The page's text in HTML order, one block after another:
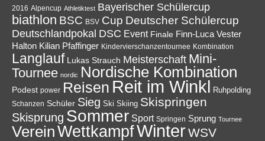
2016 Alpencup Athletiktest Bayerischer Schülercup
biathlon BSC BSV Cup Deutscher Schülercup
Deutschlandpokal DSC Event Finale Finn-Luca Vester
Halton Kilian Pfaffinger Kindervierschanzentournee Kombination
Langlauf Lukas Strauch Meisterschaft Mini-
Tournee nordic Nordische Kombination
Podest power Reisen Reit im Winkl Ruhpolding
Schanzen Schüler Sieg Ski Skiing Skispringen
Skisprung Sommer Sport Springen Sprung Tournee
VereinWettkampfWinterWSV